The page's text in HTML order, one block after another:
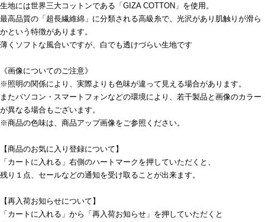
生地には世界三大コットンである「GIZA COTTON」を使用。
最高品質の「超長繊維綿」に分類される高級糸で、光沢があり肌触りが滑ら
かという特徴があります。
薄くソフトな風合いですが、白でも透けづらい生地です
《画像についてのご注意》
※照明の関係により、実際よりも色味が違って見える場合があります。
またパソコン・スマートフォンなどの環境により、若干製品と画像のカラー
が異なる場合もございます。
※商品の色味は、商品アップ画像をご参照ください。
【商品のお気に入り登録について】
「カートに入れる」右側のハートマークを押していただくと、
残り１点、セールなどの通知を受け取ることが出来ます。
【再入荷お知らせについて】
「カートに入れる」から「再入荷お知らせ」を押していただくと